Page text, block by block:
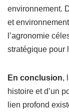
environnement.
et
l’agronomie
stratégique pour
En conclusion,
histoire et d’un
lien profond